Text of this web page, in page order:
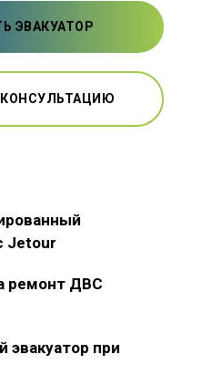
ЭВАКУАТОР
Jetour
ремонт ДВС
эвакуатор при